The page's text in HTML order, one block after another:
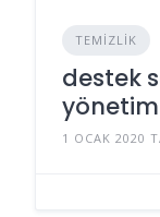
TEMIZLIK
destek
1 OCAK 2020